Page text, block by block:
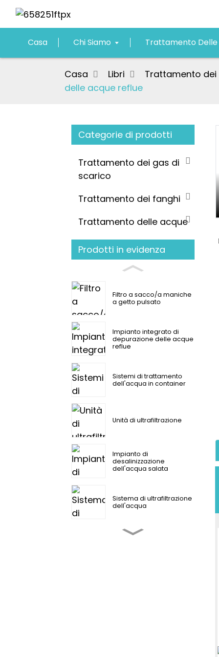
Casa Chi Siamo Trattamento Delle
Casa Libri Trattamento dei
delle acque reflue
Categorie di prodotti
Trattamento dei gas di
scarico
Trattamento dei fanghi
Trattamento delle acque
Prodotti in evidenza
Filtro a sacco/a maniche
a getto pulsato
Impianto integrato di
depurazione delle acque
reflue
Sistemi di trattamento
dell'acqua in container
Unità di ultrafiltrazione
Impianto di
desalinizzazione
dell'acqua salata
Sistema di ultrafiltrazione
dell'acqua
Loading...
Loading...